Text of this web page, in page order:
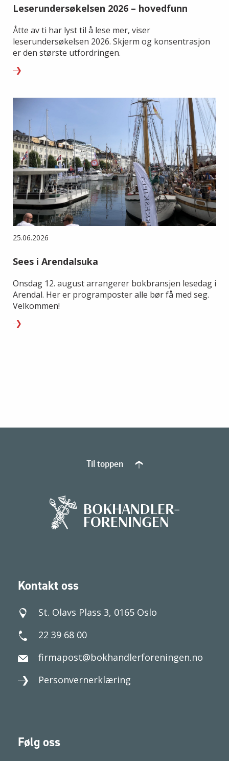
Leserundersøkelsen 2026 – hovedfunn
Åtte av ti har lyst til å lese mer, viser
leserundersøkelsen 2026. Skjerm og konsentrasjon
er den største utfordringen.
25.06.2026
Sees i Arendalsuka
Onsdag 12. august arrangerer bokbransjen lesedag i
Arendal. Her er programposter alle bør få med seg.
Velkommen!
Kontakt oss
St. Olavs Plass 3, 0165 Oslo
22 39 68 00
firmapost@bokhandlerforeningen.no
Personvernerklæring
Følg oss
Til toppen